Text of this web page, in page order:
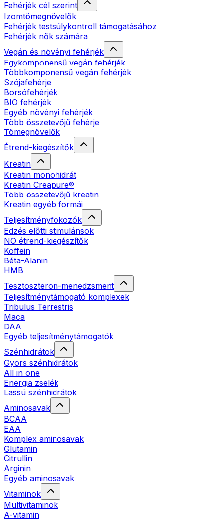
Fehérjék cél szerint
Izomtömegnövelők
Fehérjék testsúlykontroll támogatásához
Fehérjék nők számára
Vegán és növényi fehérjék
Egykomponensű vegán fehérjék
Többkomponensű vegán fehérjék
Szójafehérje
Borsófehérjék
BIO fehérjék
Egyéb növényi fehérjék
Több összetevőjű fehérje
Tömegnövelők
Étrend-kiegészítők
Kreatin
Kreatin monohidrát
Kreatin Creapure®
Több összetevőjű kreatin
Kreatin egyéb formái
Teljesítményfokozók
Edzés előtti stimulánsok
NO étrend-kiegészítők
Koffein
Béta-Alanin
HMB
Tesztoszteron-menedzsment
Teljesítménytámogató komplexek
Tribulus Terrestris
Maca
DAA
Egyéb teljesítménytámogatók
Szénhidrátok
Gyors szénhidrátok
All in one
Energia zselék
Lassú szénhidrátok
Aminosavak
BCAA
EAA
Komplex aminosavak
Glutamin
Citrullin
Arginin
Egyéb aminosavak
Vitaminok
Multivitaminok
A-vitamin